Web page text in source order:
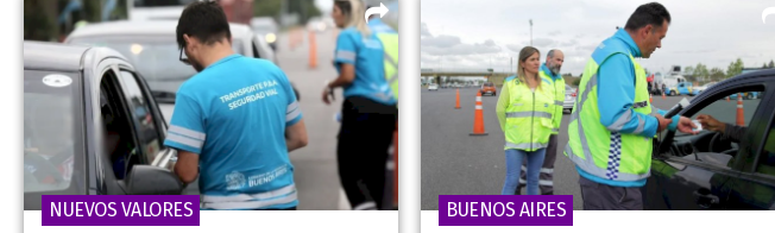
NUEVOS VALORES BUENOS AIRES